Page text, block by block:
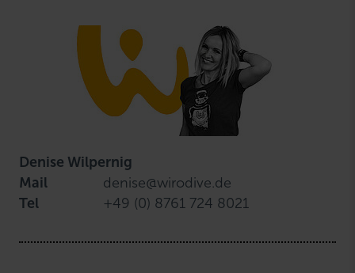
Denise Wilpernig
Mail
denise@wirodive.de
Tel
+49 (0) 8761 724 8021